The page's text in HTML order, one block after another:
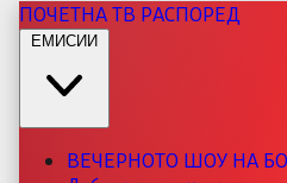
ПОЧЕТНАТВ РАСПОРЕД
ЕМИСИИ
ВЕЧЕРНОТО ШОУ НА